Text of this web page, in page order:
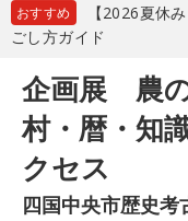
おすすめ
【2026夏休
ごし方ガイド
企画展 農
村・暦・知
クセス
四国中央市歴史